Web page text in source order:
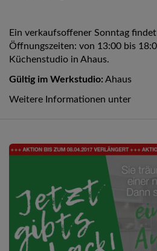
Ein verkaufsoffener Sonntag
Öffnungszeiten: von 13:00 bis
Küchenstudio in Ahaus.
Gültig im Werkstudio: Ahaus
Weitere Informationen unter